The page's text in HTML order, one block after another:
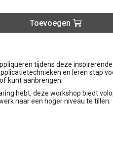
Toevoegen
tijdens deze
en leren stap
kunt aanbrengen.
hebt, deze workshop biedt
naar een hoger niveau te tillen.